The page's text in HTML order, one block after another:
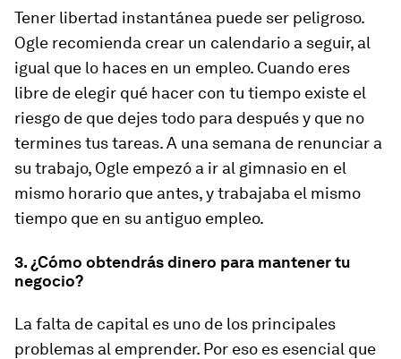
Tener libertad instantánea puede ser peligroso.
Ogle recomienda crear un calendario a seguir, al
igual que lo haces en un empleo. Cuando eres
libre de elegir qué hacer con tu tiempo existe el
riesgo de que dejes todo para después y que no
termines tus tareas. A una semana de renunciar a
su trabajo, Ogle empezó a ir al gimnasio en el
mismo horario que antes, y trabajaba el mismo
tiempo que en su antiguo empleo.
3. ¿Cómo obtendrás dinero para mantener tu
negocio?
La falta de capital es uno de los principales
problemas al emprender. Por eso es esencial que